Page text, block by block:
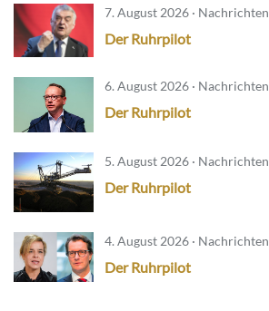
7. August 2026 · Nachrichten
Der Ruhrpilot
6. August 2026 · Nachrichten
Der Ruhrpilot
5. August 2026 · Nachrichten
Der Ruhrpilot
4. August 2026 · Nachrichten
Der Ruhrpilot